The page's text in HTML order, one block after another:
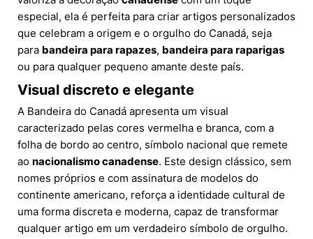
especial, ela é perfeita para criar artigos personalizados
que celebram a origem e o orgulho do Canadá, seja
para bandeira para rapazes, bandeira para raparigas
ou para qualquer pequeno amante deste país.
Visual discreto e elegante
A Bandeira do Canadá apresenta um visual
caracterizado pelas cores vermelha e branca, com a
folha de bordo ao centro, símbolo nacional que remete
ao nacionalismo canadense. Este design clássico, sem
nomes próprios e com assinatura de modelos do
continente americano, reforça a identidade cultural de
uma forma discreta e moderna, capaz de transformar
qualquer artigo em um verdadeiro símbolo de orgulho.